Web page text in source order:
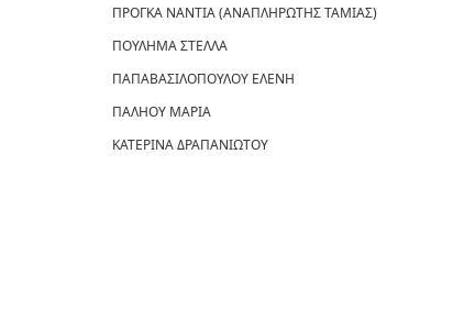
ΠΡΟΓΚΑ ΝΑΝΤΙΑ (ΑΝΑΠΛΗΡΩΤΗΣ ΤΑΜΙΑΣ)
ΠΟΥΛΗΜΑ ΣΤΕΛΛΑ
ΠΑΠΑΒΑΣΙΛΟΠΟΥΛΟΥ ΕΛΕΝΗ
ΠΑΛΗΟΥ ΜΑΡΙΑ
ΚΑΤΕΡΙΝΑ ΔΡΑΠΑΝΙΩΤΟΥ